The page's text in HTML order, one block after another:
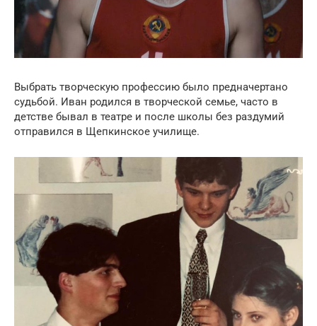
Выбрать творческую профессию было предначертано
судьбой. Иван родился в творческой семье, часто в
детстве бывал в театре и после школы без раздумий
отправился в Щепкинское училище.